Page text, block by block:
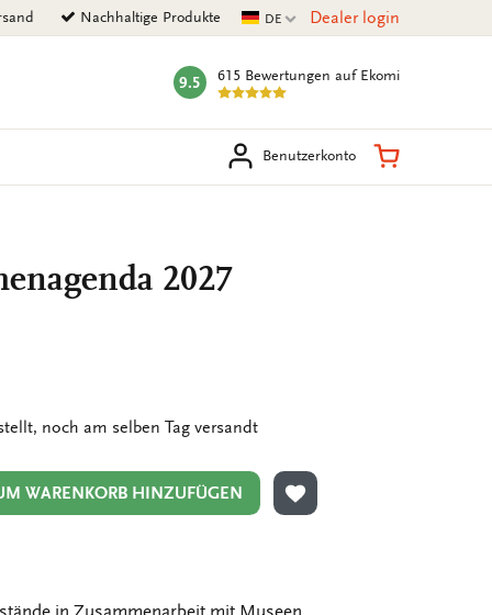
Nachhaltige Produkte Aktuelle Sprache
DE Dealer login
mark:
9.5 615 Bewertungen auf Ekomi
Benutzerkonto Warenkorb
2027
noch am selben Tag versandt
WARENKORB HINZUFÜGEN
ZUR WUNSCHLISTE